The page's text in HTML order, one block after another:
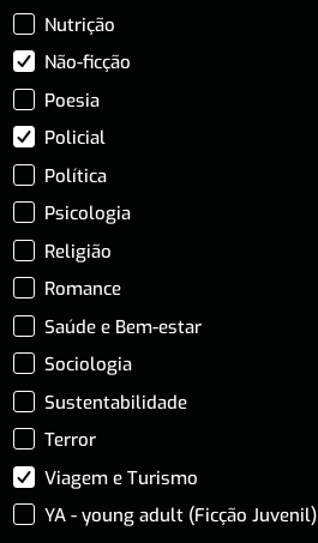
Nutrição
Não-ficção
Poesia
Policial
Política
Psicologia
Religião
Romance
Saúde e Bem-estar
Sociologia
Sustentabilidade
Terror
Viagem e Turismo
YA - young adult (Ficção Juvenil)